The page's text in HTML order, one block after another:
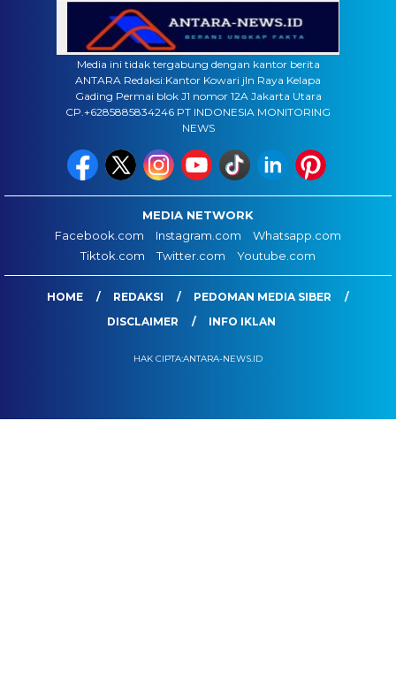
Media ini tidak tergabung dengan kantor berita
ANTARA Redaksi:Kantor Kowari jln Raya Kelapa
Gading Permai blok J1 nomor 12A Jakarta Utara
CP.+6285885834246 PT INDONESIA MONITORING
NEWS
MEDIA NETWORK
Facebook.com
Instagram.com
Whatsapp.com
Tiktok.com
Twitter.com Youtube.com
HOME REDAKSI
PEDOMAN MEDIA SIBER
DISCLAIMER
INFO IKLAN
HAK CIPTA:ANTARA-NEWS.ID